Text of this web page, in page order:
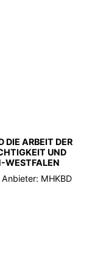
DIE ARBEIT DER
UND
WESTFALEN
Anbieter: MHKBD